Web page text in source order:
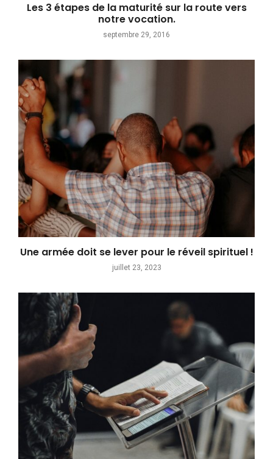
Les 3 étapes de la maturité sur la route vers
notre vocation.
septembre 29, 2016
Une armée doit se lever pour le réveil spirituel !
juillet 23, 2023